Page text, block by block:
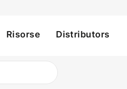
Risorse Distributors